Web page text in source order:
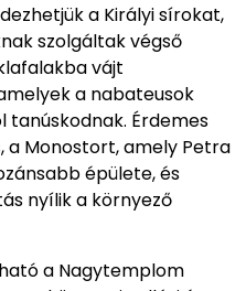
a Királyi sírokat,
szolgáltak végső
vájt
a nabateusok
Érdemes
Monostort, amely Petra
épülete, és
nyílik a környező
a Nagytemplom